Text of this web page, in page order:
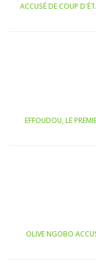
ACCUSÉ DE COUP
EFFOUDOU, LE
OLIVE NGOBO